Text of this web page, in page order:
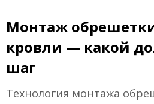
Монтаж
кровли — какой
шаг
Технология монтажа